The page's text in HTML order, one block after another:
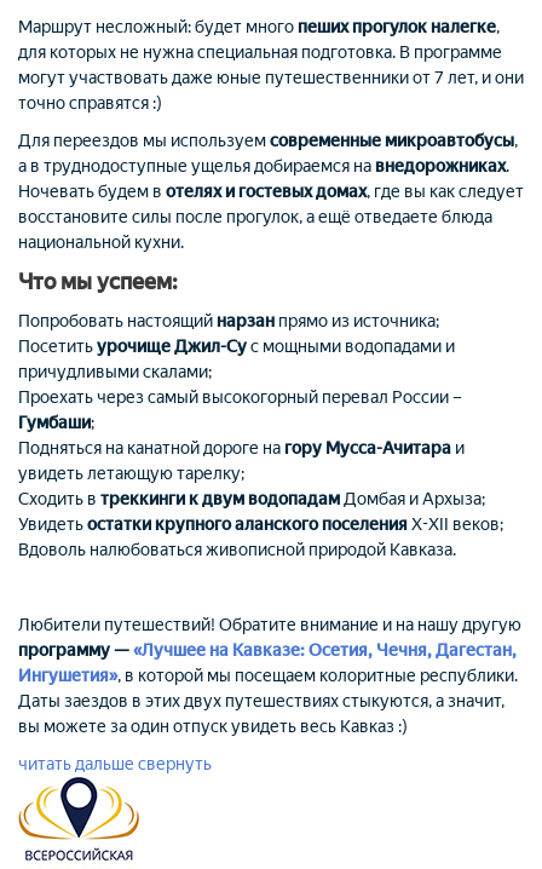
Маршрут несложный: будет многопеших прогулок налегке,
для которых не нужна специальная подготовка. В программе
могут участвовать даже юные путешественники от 7 лет, и они
точно справятся :)
Для переездов мы используемсовременные микроавтобусы,
а в труднодоступные ущелья добираемся навнедорожниках.
Ночевать будем в отелях и гостевых домах, где вы как следует
восстановите силы после прогулок, а ещё отведаете блюда
национальной кухни.
Что мы успеем:
Попробовать настоящийнарзан прямо из источника;
Посетитьурочище Джил-Сус мощными водопадами и
причудливыми скалами;
Проехать через самый высокогорный перевал России –
Гумбаши;
Подняться на канатной дороге нагору Мусса-Ачитара и
увидеть летающую тарелку;
Сходить в треккинги к двум водопадам Домбая и Архыза;
Увидетьостатки крупного аланского поселенияX-XII веков;
Вдоволь налюбоваться живописной природой Кавказа.
Любители путешествий! Обратите внимание и на нашу другую
программу —«Лучшее на Кавказе: Осетия, Чечня, Дагестан,
Ингушетия», в которой мы посещаем колоритные республики.
Даты заездов в этих двух путешествиях стыкуются, а значит,
вы можете за один отпуск увидеть весь Кавказ :)
читать дальше свернуть